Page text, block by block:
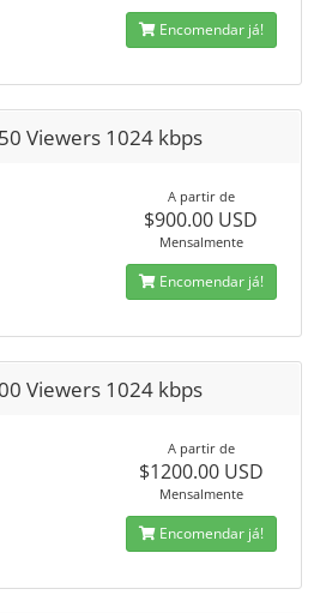
Encomendar já!
Viewers 1024 kbps
A partir de
$900.00 USD
Mensalmente
Encomendar já!
Viewers 1024 kbps
A partir de
$1200.00 USD
Mensalmente
Encomendar já!